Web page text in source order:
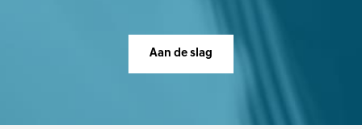
Aan de slag